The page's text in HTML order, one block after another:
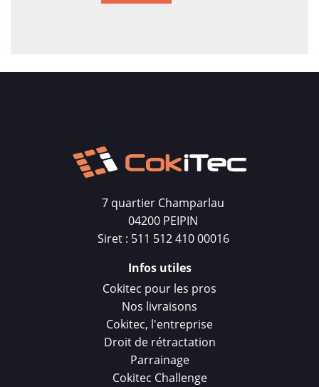
7 quartier Champarlau
04200 PEIPIN
Siret : 511 512 410 00016
Infos utiles
Cokitec pour les pros
Nos livraisons
Cokitec, l'entreprise
Droit de rétractation
Parrainage
Cokitec Challenge